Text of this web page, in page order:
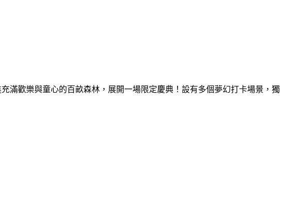
滿歡樂與童心的百畝森林，展開一場限定慶典！設有多個夢幻打卡場景，獨